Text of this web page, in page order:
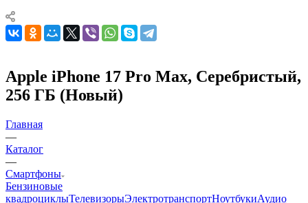
Apple iPhone 17 Pro Max, Серебристый,
256 ГБ (Новый)
Главная
—
Каталог
—
Смартфоны
Бензиновые
квадроциклыТелевизорыЭлектротранспортНоутбукиАудио